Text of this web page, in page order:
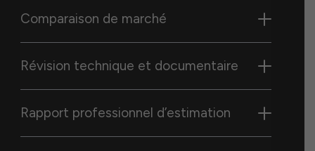
Comparaison de marché
Révision technique et documentaire
Rapport professionnel d’estimation